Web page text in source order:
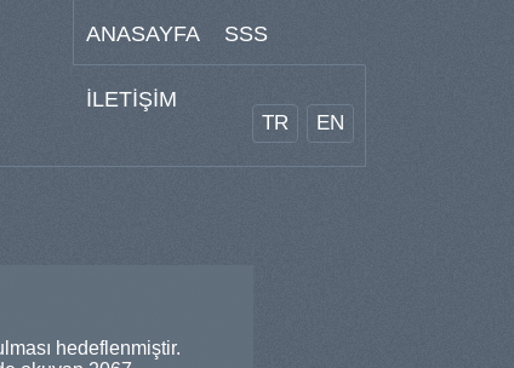
ANASAYFA SSS
İLETİŞİM
TR EN
hedeflenmiştir.